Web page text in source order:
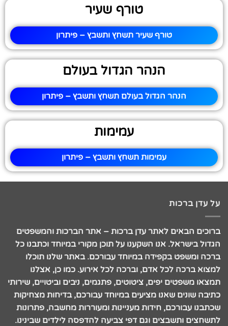
טורף שעיר
טורף שעיר תשחץ ותשבץ – פיתרון
הנהר הגדול בעולם
הנהר הגדול בעולם תשחץ ותשבץ – פיתרון
עמימות
עמימות תשחץ ותשבץ – פיתרון
על עדן ברכות
ברוכים הבאים לאתר עדן ברכות – אתר הברכות והמשפטים
הגדול בישראל. אנו השקענו על תוכן מקורי במיוחד וכתבנו כל
ברכה ומשפט בקפידה במיוחד עבורכם. באתר שלנו תוכלו
למצוא ברכה לכל אדם, וברכה לכל אירוע. כמו כן, אצלנו
תמצאו משפטים יפים, ציטוטים, פתגמים, ניבים וביטויים, שירותי
כתיבה שונים שאנו מציעים במיוחד עבורכם, בדיחות מצחיקות
שכתבנו עבורכם, חידות מעניינות ומעוררות מחשבה, פתרונות
לתשחצים ותשבצים וגם דפי צביעה להדפסה לילדים שבינינו.